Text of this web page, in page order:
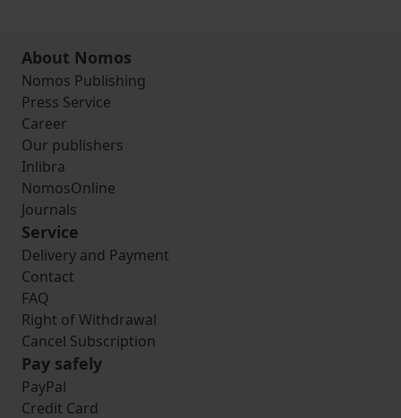
About Nomos
Nomos Publishing
Press Service
Career
Our publishers
Inlibra
NomosOnline
Journals
Service
Delivery and Payment
Contact
FAQ
Right of Withdrawal
Cancel Subscription
Pay safely
PayPal
Credit Card